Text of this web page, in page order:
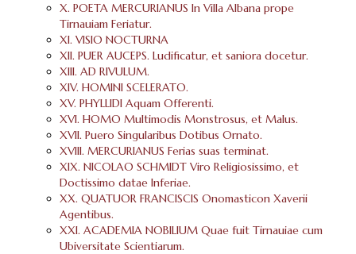
X. POETA MERCURIANUS In Villa Albana prope
Tirnauiam Feriatur.
XI. VISIO NOCTURNA
XII. PUER AUCEPS. Ludificatur, et saniora docetur.
XIII. AD RIVULUM.
XIV. HOMINI SCELERATO.
XV. PHYLLIDI Aquam Offerenti.
XVI. HOMO Multimodis Monstrosus, et Malus.
XVII. Puero Singularibus Dotibus Ornato.
XVIII. MERCURIANUS Ferias suas terminat.
XIX. NICOLAO SCHMIDT Viro Religiosissimo, et
Doctissimo datae Inferiae.
XX. QUATUOR FRANCISCIS Onomasticon Xaverii
Agentibus.
XXI. ACADEMIA NOBILIUM Quae fuit Tirnauiae cum
Ubiversitate Scientiarum.